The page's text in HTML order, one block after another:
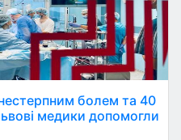
болем та 40
медики допомогли